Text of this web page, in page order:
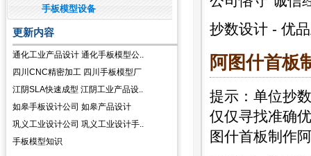
手板模型设备
更新内容
通化工业产品设计 通化手板模型公..
四川CNC精密加工 四川手板模型厂
江阴SLA快速成型 江阴工业产品设..
如皋手板设计公司 如皋产品设计
巩义工业设计公司 巩义工业设计手..
手板模型知识
抄数设计 - 优
阿图什首板
提示：单位抄数
仅仅寻找准确
图什首板制作